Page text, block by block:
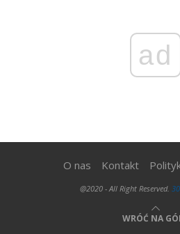
ad
O nas Kontakt
@2020 - All Right Reserved.
WRÓĆ NA